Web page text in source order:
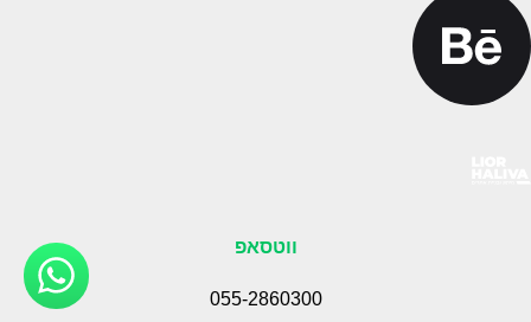
ווטסאפ
055-2860300